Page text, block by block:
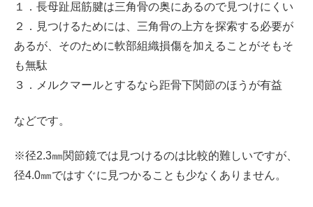
１．長母趾屈筋腱は三角骨の奥にあるので見つけにくい
２．見つけるためには、三角骨の上方を探索する必要が
あるが、そのために軟部組織損傷を加えることがそもそ
も無駄
３．メルクマールとするなら距骨下関節のほうが有益
などです。
※径2.3㎜関節鏡では見つけるのは比較的難しいですが、
径4.0㎜ではすぐに見つかることも少なくありません。